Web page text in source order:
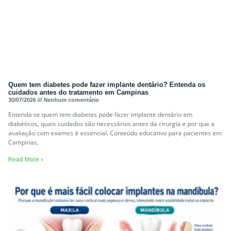
Quem tem diabetes pode fazer implante dentário? Entenda os
cuidados antes do tratamento em Campinas
30/07/2026 Nenhum comentário
Entenda se quem tem diabetes pode fazer implante dentário em
diabéticos, quais cuidados são necessários antes da cirurgia e por que a
avaliação com exames é essencial. Conteúdo educativo para pacientes em
Campinas,
Read More »